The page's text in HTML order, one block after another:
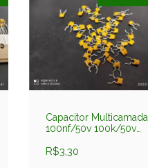
Capacitor Multicamada
100nf/50v 100k/50v
R$3,30